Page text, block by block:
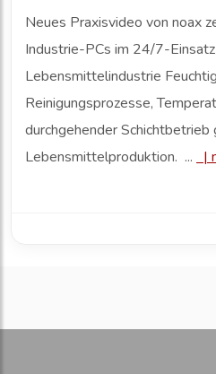
Neues Praxisvideo von noax
Industrie-PCs im 24/7-
Lebensmittelindustrie
Reinigungsprozesse,
durchgehender
Lebensmittelproduktion. ...
|